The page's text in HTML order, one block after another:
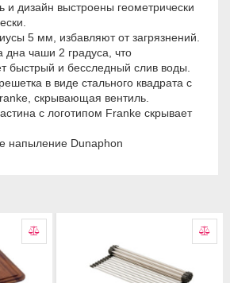
и дизайн выстроены геометрически
5 мм, избавляют от загрязнений.
дна чаши 2 градуса, что
быстрый и бесследный слив воды.
в виде стального квадрата с
скрывающая вентиль.
с логотипом Franke скрывает
напыление Dunaphon